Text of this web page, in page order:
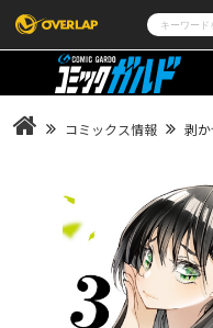
コミック
LiQulle
会社概要
採用情報
アクセス
オーバーラップホールディ
オ
コミックス情報 剥